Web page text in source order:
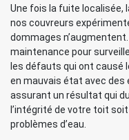
Une fois la fuite
nos couvreurs
dommages
maintenance pour
les défauts qui ont causé
en mauvais état avec des
assurant un résultat qui
l’intégrité de votre toit
problèmes d’eau.